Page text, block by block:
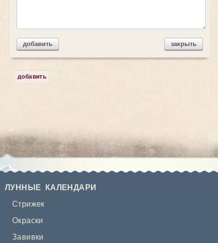
добавить закрыть
добавить
ЛУННЫЕ КАЛЕНДАРИ
Стрижек
Окраски
Завивки